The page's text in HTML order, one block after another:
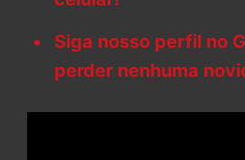
Siga nosso perfil no
perder nenhuma